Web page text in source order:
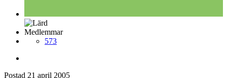
Medlemmar
573
Postad 21 april 2005